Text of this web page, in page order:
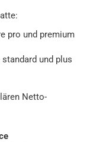
pro und premium
und plus
Netto-